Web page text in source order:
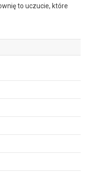
to uczucie, które